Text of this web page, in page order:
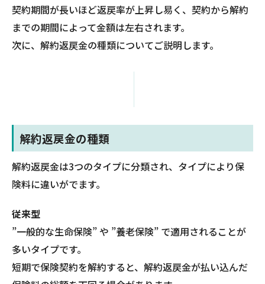
契約期間が長いほど返戻率が上昇し易く、契約から解約
までの期間によって金額は左右されます。
次に、解約返戻金の種類についてご説明します。
解約返戻金の種類
解約返戻金は3つのタイプに分類され、タイプにより保
険料に違いがでます。
従来型
”一般的な生命保険” や ”養老保険” で適用されることが
多いタイプです。
短期で保険契約を解約すると、解約返戻金が払い込んだ